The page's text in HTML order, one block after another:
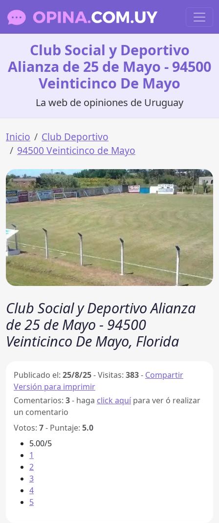
Club Social y Deportivo
Alianza de 25 de Mayo - 94500
Veinticinco De Mayo
La web de opiniones de Uruguay
Inicio
Club Deportivo
94500 Veinticinco de Mayo
Club Social y Deportivo Alianza
de 25 de Mayo - 94500
Veinticinco De Mayo, Florida
Publicado el: 25/8/25-Visitas: 383- Compartir
Versión para imprimir
Comentarios: 3- haga click aquí para ver ó realizar
un comentario
Votos: 7- Puntaje: 5.0
5.00/5
1
2
3
4
5